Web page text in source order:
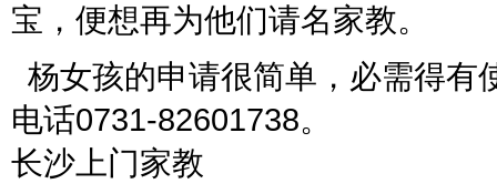
宝，便想再为他们请名家教。
杨女孩的申请很简单，必需得有
电话0731-82601738。
长沙上门家教